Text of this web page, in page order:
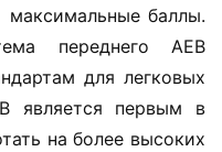
максимальные баллы.
переднего AEB
для легковых
является первым в
на более высоких